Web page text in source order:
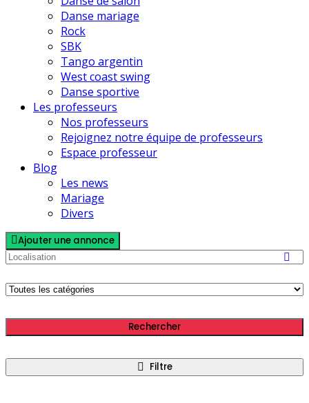
Danse mariage
Rock
SBK
Tango argentin
West coast swing
Danse sportive
Les professeurs
Nos professeurs
Rejoignez notre équipe de professeurs
Espace professeur
Blog
Les news
Mariage
Divers
Ajouter une annonce
Rechercher
Filtre